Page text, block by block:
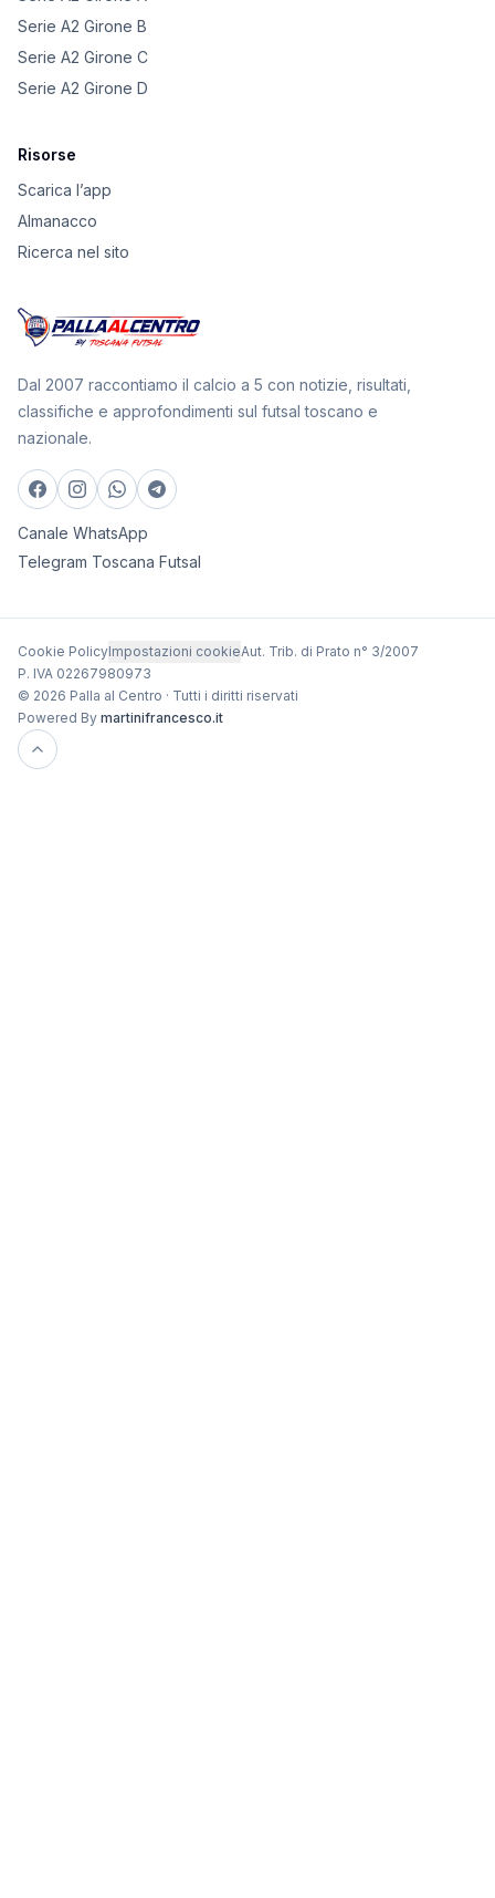
Serie A2 Girone B
Serie A2 Girone C
Serie A2 Girone D
Risorse
Scarica l’app
Almanacco
Ricerca nel sito
Dal 2007 raccontiamo il calcio a 5 con notizie, risultati,
classifiche e approfondimenti sul futsal toscano e
nazionale.
Canale WhatsApp
Telegram Toscana Futsal
Cookie PolicyImpostazioni cookieAut. Trib. di Prato n° 3/2007
P. IVA 02267980973
© 2026 Palla al Centro · Tutti i diritti riservati
Powered By martinifrancesco.it